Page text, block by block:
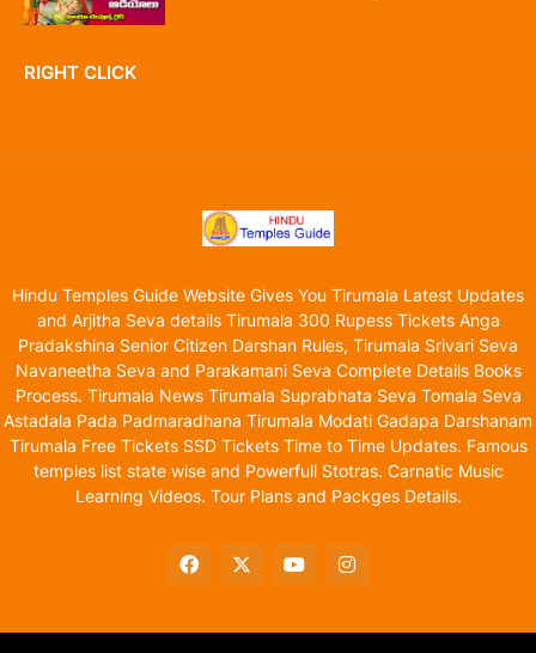
RIGHT CLICK
Hindu Temples Guide Website Gives You Tirumala Latest Updates
and Arjitha Seva details Tirumala 300 Rupess Tickets Anga
Pradakshina Senior Citizen Darshan Rules, Tirumala Srivari Seva
Navaneetha Seva and Parakamani Seva Complete Details Books
Process. Tirumala News Tirumala Suprabhata Seva Tomala Seva
Astadala Pada Padmaradhana Tirumala Modati Gadapa Darshanam
Tirumala Free Tickets SSD Tickets Time to Time Updates. Famous
temples list state wise and Powerfull Stotras. Carnatic Music
Learning Videos. Tour Plans and Packges Details.